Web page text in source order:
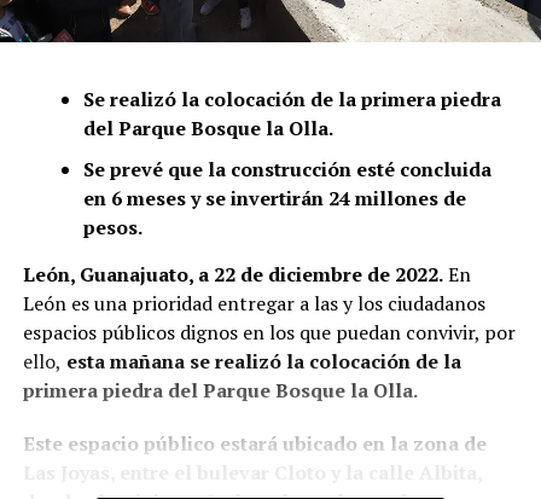
Se realizó la colocación de la primera piedra
del Parque Bosque la Olla.
Se prevé que la construcción esté concluida
en 6 meses y se invertirán 24 millones de
pesos.
León, Guanajuato, a 22 de diciembre de 2022.En
León es una prioridad entregar a las y los ciudadanos
espacios públicos dignos en los que puedan convivir, por
ello, esta mañana se realizó la colocación de la
primera piedra del Parque Bosque la Olla.
Este espacio público estará ubicado en la zona de